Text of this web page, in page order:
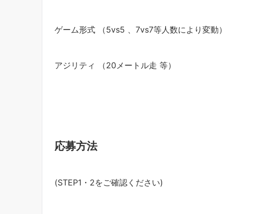
ゲーム形式 （5vs5 、7vs7等人数により変動）
アジリティ （20メートル走 等）
応募方法
(STEP1・2をご確認ください)